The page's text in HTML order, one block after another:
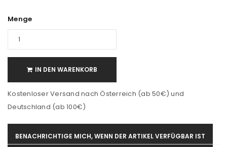
Menge
IN DEN WARENKORB
Kostenloser Versand nach Österreich (ab 50€) und
Deutschland (ab 100€)
BENACHRICHTIGE MICH, WENN DER ARTIKEL VERFÜGBAR IST